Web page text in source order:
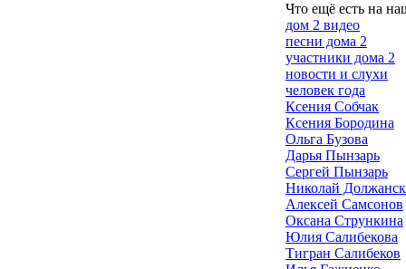
Что ещё есть на
дом 2 видео
песни дома 2
участники дома 2
новости и слухи
человек года
Ксения Собчак
Ксения Бородина
Ольга Бузова
Дарья Пынзарь
Сергей Пынзарь
Николай
Алексей Самсонов
Оксана Стрункина
Юлия Салибекова
Тигран Салибеков